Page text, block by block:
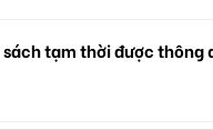
tạm thời được thông